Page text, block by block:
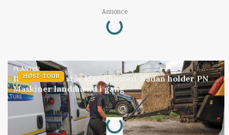
Annonce
Loading...
HØST-TOUR
PLANTER
18 montører står klar i høsten: Sådan holder PN
Maskiner landmænd i gang
Annonce
Loading...